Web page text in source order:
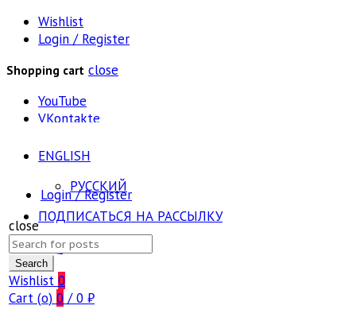
Wishlist
Login / Register
Shopping cart close
YouTube
VKontakte
ENGLISH
РУССКИЙ
ПОДПИСАТЬСЯ НА РАССЫЛКУ
FAQ
Login / Register
close
Search
for:
Search
Wishlist 0
Cart (o) 0 / 0 ₽